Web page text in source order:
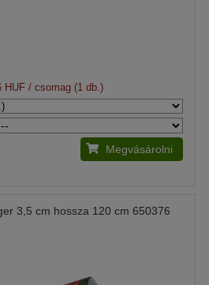
HUF/ csomag (1 db.)
Megvásárolni
3,5 cm hossza 120 cm 650376